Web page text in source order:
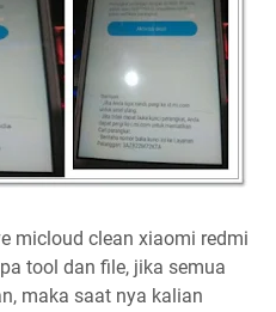
micloud clean xiaomi redmi
tool dan file, jika semua
maka saat nya kalian